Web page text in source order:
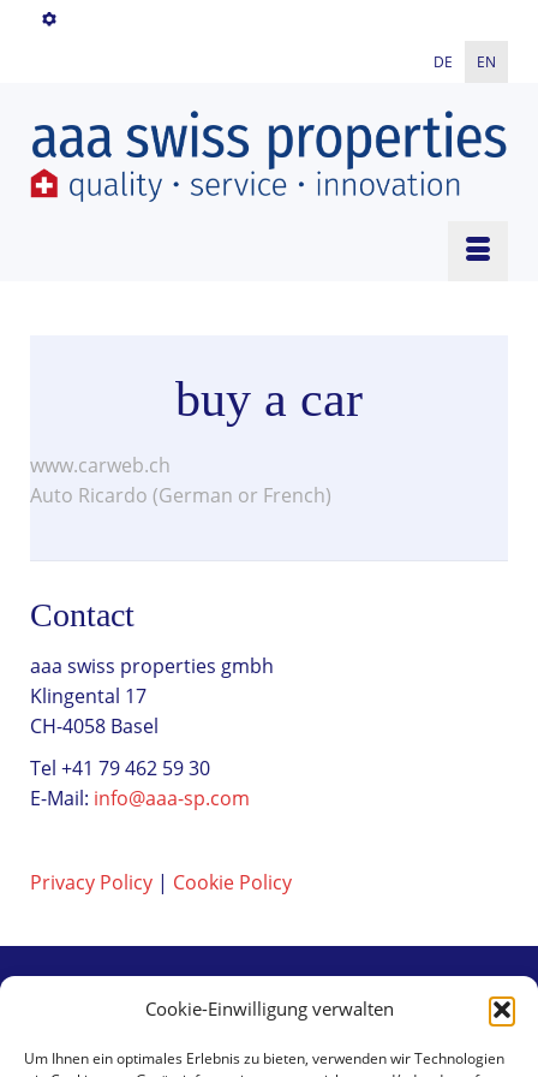
Cookie-Einwilligung verwalten
Um Ihnen ein optimales Erlebnis zu bieten, verwenden wir Technologien
DE EN
buy a car
www.carweb.ch
Auto Ricardo (German or French)
Contact
aaa swiss properties gmbh
Klingental 17
CH-4058 Basel
Tel +41 79 462 59 30
E-Mail: info@aaa-sp.com
Privacy Policy | Cookie Policy